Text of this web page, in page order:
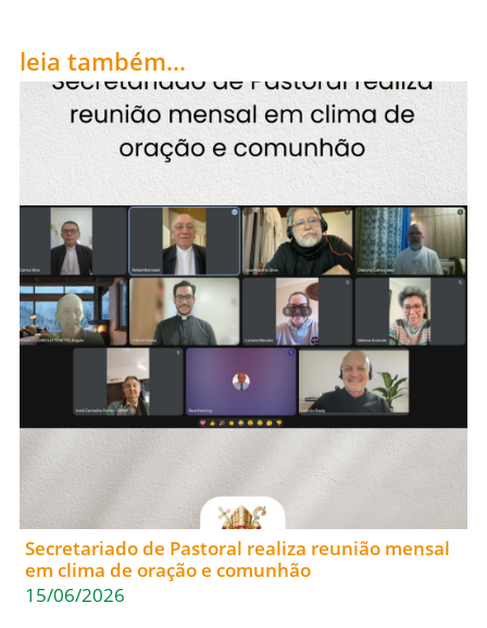
leia também...
Secretariado de Pastoral realiza reunião mensal
em clima de oração e comunhão
15/06/2026